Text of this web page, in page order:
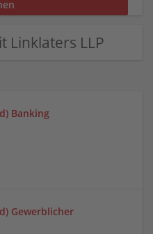
Linklaters LLP
Banking
Gewerblicher